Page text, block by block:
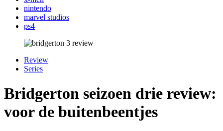
nintendo
marvel studios
ps4
Review
Series
Bridgerton seizoen drie review:
voor de buitenbeentjes